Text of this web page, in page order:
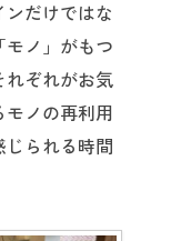
だけではな
モノ」がもつ
れぞれがお気
モノの再利用
じられる時間